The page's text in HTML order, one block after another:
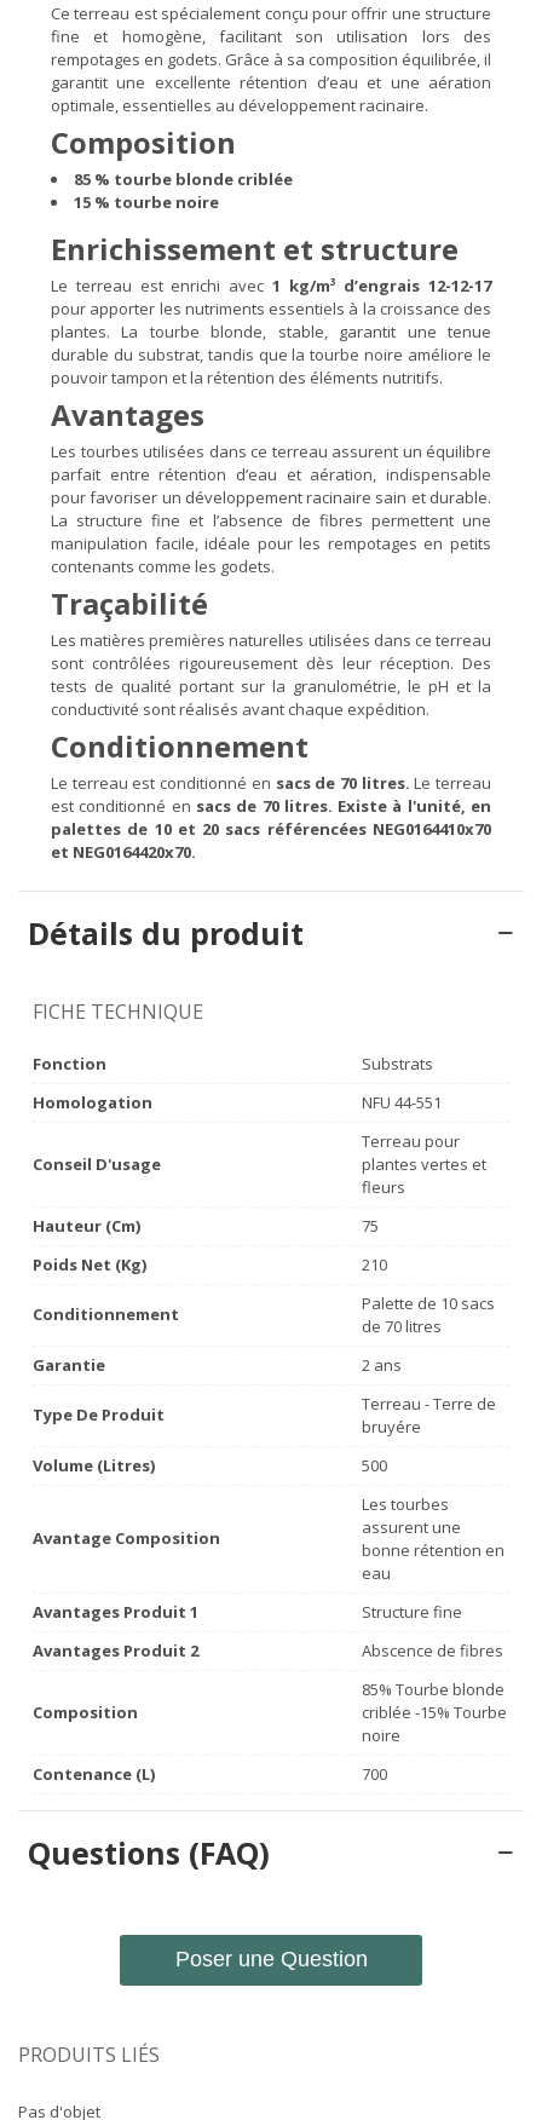
Ce terreau est spécialement conçu pour offrir une structure
fine et homogène, facilitant son utilisation lors des
rempotages en godets. Grâce à sa composition équilibrée, il
garantit une excellente rétention d’eau et une aération
optimale, essentielles au développement racinaire.
Composition
85 % tourbe blonde criblée
15 % tourbe noire
Enrichissement et structure
Le terreau est enrichi avec 1 kg/m³ d’engrais 12-12-17
pour apporter les nutriments essentiels à la croissance des
plantes. La tourbe blonde, stable, garantit une tenue
durable du substrat, tandis que la tourbe noire améliore le
pouvoir tampon et la rétention des éléments nutritifs.
Avantages
Les tourbes utilisées dans ce terreau assurent un équilibre
parfait entre rétention d’eau et aération, indispensable
pour favoriser un développement racinaire sain et durable.
La structure fine et l’absence de fibres permettent une
manipulation facile, idéale pour les rempotages en petits
contenants comme les godets.
Traçabilité
Les matières premières naturelles utilisées dans ce terreau
sont contrôlées rigoureusement dès leur réception. Des
tests de qualité portant sur la granulométrie, le pH et la
conductivité sont réalisés avant chaque expédition.
Conditionnement
Le terreau est conditionné en sacs de 70 litres.Le terreau
est conditionné en sacs de 70 litres. Existe à l'unité, en
palettes de 10 et 20 sacs référencées NEG0164410x70
et NEG0164420x70.
Détails du produit
FICHE TECHNIQUE
Fonction
Substrats
Homologation
NFU 44-551
Conseil D'usage
Terreau pour
plantes vertes et
fleurs
Hauteur (cm)
75
Poids Net (Kg)
210
Conditionnement
Palette de 10 sacs
de 70 litres
Garantie
2 ans
Type De Produit
Terreau - Terre de
bruyére
Volume (litres)
500
Avantage Composition
Les tourbes
assurent une
bonne rétention en
eau
Avantages Produit 1
Structure fine
Avantages Produit 2
Abscence de fibres
Composition
85% Tourbe blonde
criblée -15% Tourbe
noire
Contenance (L)
700
Questions (FAQ)
Poser une Question
PRODUITS LIÉS
Pas d'objet